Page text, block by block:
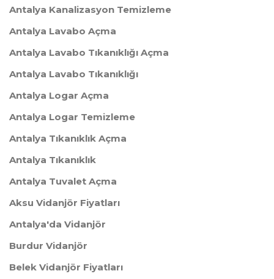
Antalya Kanalizasyon Temizleme
Antalya Lavabo Açma
Antalya Lavabo Tıkanıklığı Açma
Antalya Lavabo Tıkanıklığı
Antalya Logar Açma
Antalya Logar Temizleme
Antalya Tıkanıklık Açma
Antalya Tıkanıklık
Antalya Tuvalet Açma
Aksu Vidanjör Fiyatları
Antalya'da Vidanjör
Burdur Vidanjör
Belek Vidanjör Fiyatları